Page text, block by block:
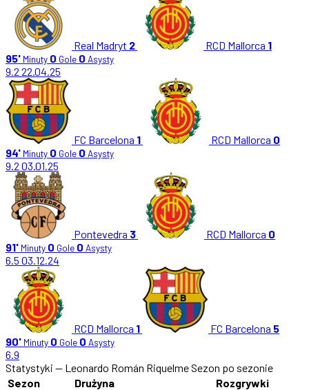
Real Madryt 2 RCD Mallorca 1
95' Minuty 0 Gole 0 Asysty
9.2 22.04.25
FC Barcelona 1 RCD Mallorca 0
94' Minuty 0 Gole 0 Asysty
9.2 03.01.25
Pontevedra 3 RCD Mallorca 0
91' Minuty 0 Gole 0 Asysty
6.5 03.12.24
RCD Mallorca 1 FC Barcelona 5
90' Minuty 0 Gole 0 Asysty
6.9
Statystyki — Leonardo Román RiquelmeSezon po sezonie
Sezon
Drużyna Rozgrywki